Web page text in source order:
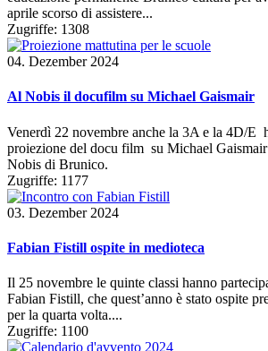
aprile scorso di assistere...
Zugriffe: 1308
04. Dezember 2024
Al Nobis il docufilm su Michael Gaismair
Venerdì 22 novembre anche la 3A e la 4D/E
proiezione del docu film su Michael
Nobis di Brunico.
Zugriffe: 1177
03. Dezember 2024
Fabian Fistill ospite in medioteca
Il 25 novembre le quinte classi hanno
Fabian Fistill, che quest’anno è stato ospite
per la quarta volta....
Zugriffe: 1100